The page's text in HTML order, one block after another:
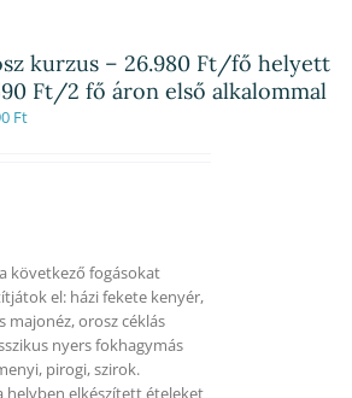
kurzus – 26.980 Ft/fő helyett
Ft/2 fő áron első alkalommal
Ft
következő fogásokat
el: házi fekete kenyér,
majonéz, orosz céklás
nyers fokhagymás
pirogi, szirok.
helyben elkészített ételeket